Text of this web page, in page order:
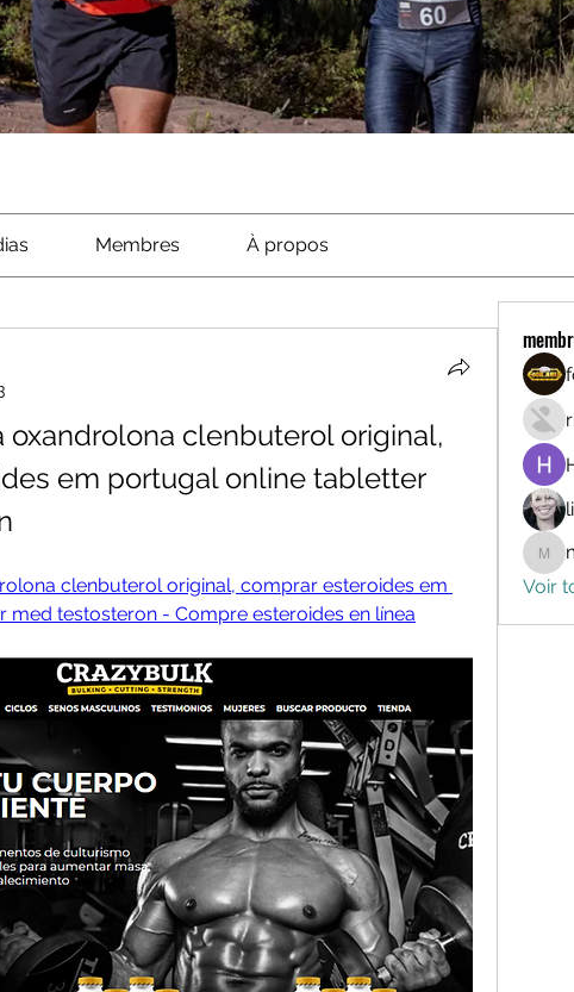
Membres À propos
oxandrolona clenbuterol original,
em portugal online tabletter
clenbuterol original, comprar esteroides em
med testosteron - Compre esteroides en línea
Voir